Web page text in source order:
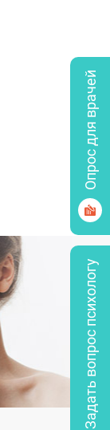
Опрос для врачей
Задать вопрос психологу